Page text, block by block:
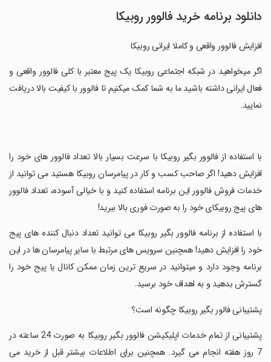
دانلود برنامه خرید فالوور روبیکا
افزایش فالوور واقعی و کاملا ایرانی روبیکا
‏اگر میخواهید در شبکه اجتماعی روبیکا یک پیج معتبر با کلی فالوور واقعی و
فعال ایرانی داشته باشید ما به شما کمک میکنیم تا فالوور با کیفیت بالا دریافت
نمایید.
‏با استفاده از فالوور بگیر روبیکا با سرعت بسیار بالا تعداد فالوور های خود را
افزایش دهید! اگر صاحب کسب و کار در پیامرسان روبیکا هستید می توانید از
خدمات فروش فالوور این برنامه استفاده کنید و با خیالی آسوده، تعداد فالوور
های پیج روبیکای خود را به صورت فوری بالا ببرید!
‏با استفاده از برنامه فالوور بگیر روبیکا می توانید تعداد دنبال کننده های پیج
خود را افزایش دهید! همچنین سرویس های مرتبط با سایر پیامرسان ها در این
برنامه وجود دارد و میتوانید در سریع ترین زمان ممکن کانال یا پیج خود را
گسترش بدهید و به اهداف خود برسید.
‏پشتیبانی فالور بگیر روبیکا چگونه است؟
‏پشتیبانی از تمام خدمات اپلیکیشن فالوور بگیر روبیکا به صورت 24 ساعته در
7 روز هفته انجام می گیرد. همچنین برای اطلاعات بیشتر قبل از خرید می